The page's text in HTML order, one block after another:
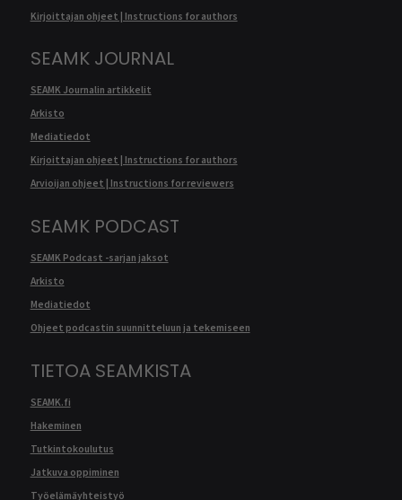
Kirjoittajan ohjeet | Instructions for authors
SEAMK JOURNAL
SEAMK Journalin artikkelit
Arkisto
Mediatiedot
Kirjoittajan ohjeet | Instructions for authors
Arvioijan ohjeet | Instructions for reviewers
SEAMK PODCAST
SEAMK Podcast -sarjan jaksot
Arkisto
Mediatiedot
Ohjeet podcastin suunnitteluun ja tekemiseen
TIETOA SEAMKISTA
SEAMK.fi
Hakeminen
Tutkintokoulutus
Jatkuva oppiminen
Työelämäyhteistyö